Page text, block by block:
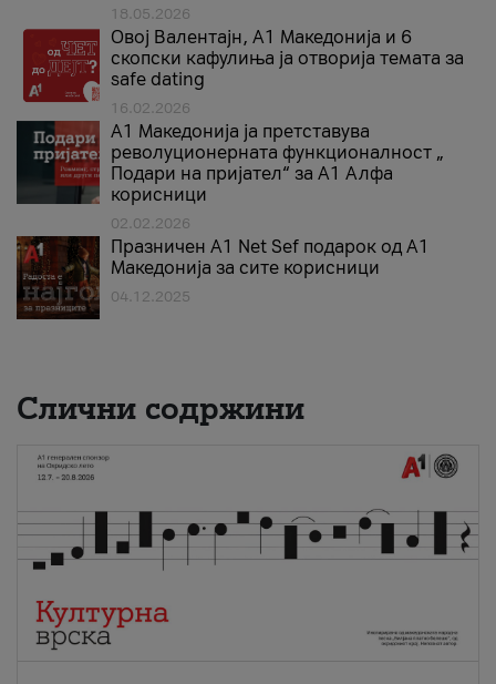
18.05.2026
Овој Валентајн, A1 Македонија и 6
скопски кафулиња ја отворија темата за
safe dating
16.02.2026
А1 Македонија ја претставува
револуционерната функционалност „
Подари на пријател“ за А1 Алфа
корисници
02.02.2026
Празничен A1 Net Sеf подарок од А1
Македонија за сите корисници
04.12.2025
Слични содржини